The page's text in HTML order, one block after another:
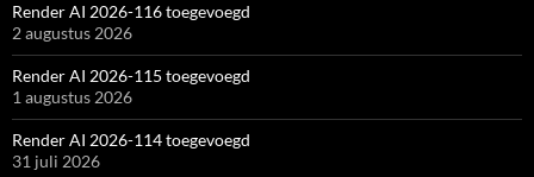
Render AI 2026-116 toegevoegd
2 augustus 2026
Render AI 2026-115 toegevoegd
1 augustus 2026
Render AI 2026-114 toegevoegd
31 juli 2026